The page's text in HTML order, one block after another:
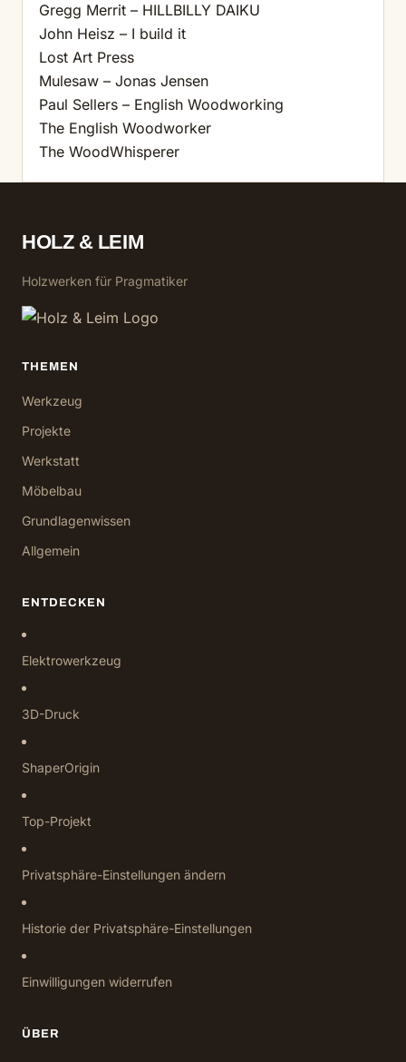
Gregg Merrit – HILLBILLY DAIKU
John Heisz – I build it
Lost Art Press
Mulesaw – Jonas Jensen
Paul Sellers – English Woodworking
The English Woodworker
The WoodWhisperer
HOLZ & LEIM
Holzwerken für Pragmatiker
THEMEN
Werkzeug
Projekte
Werkstatt
Möbelbau
Grundlagenwissen
Allgemein
ENTDECKEN
Elektrowerkzeug
3D-Druck
ShaperOrigin
Top-Projekt
Privatsphäre-Einstellungen ändern
Historie der Privatsphäre-Einstellungen
Einwilligungen widerrufen
ÜBER